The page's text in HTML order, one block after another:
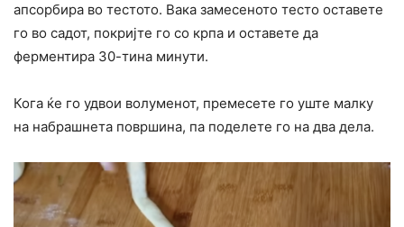
апсорбира во тестото. Вака замесеното тесто оставете
го во садот, покријте го со крпа и оставете да
ферментира 30-тина минути.
Кога ќе го удвои волуменот, премесете го уште малку
на набрашнета површина, па поделете го на два дела.